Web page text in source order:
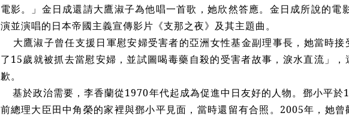
電影。」金日成還請大鷹淑子為他唱一首歌，她欣然答應。金日成所說的電
演並演唱的日本帝國主義宣傳影片《支那之夜》及其主題曲。
大鷹淑子曾任支援日軍慰安婦受害者的亞洲女性基金副理事長，她當時接
了15歲就被抓去當慰安婦，並試圖喝毒藥自殺的受害者故事，淚水直流」
歉。
基於政治需要，李香蘭從1970年代起成為促進中日友好的人物。鄧小平於
前總理大臣田中角榮的家裡與鄧小平見面，當時還留有合照。2005年，她